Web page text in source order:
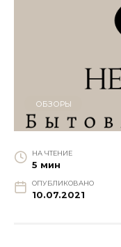
ОБЗОРЫ
НА ЧТЕНИЕ
5 мин
ОПУБЛИКОВАНО
10.07.2021